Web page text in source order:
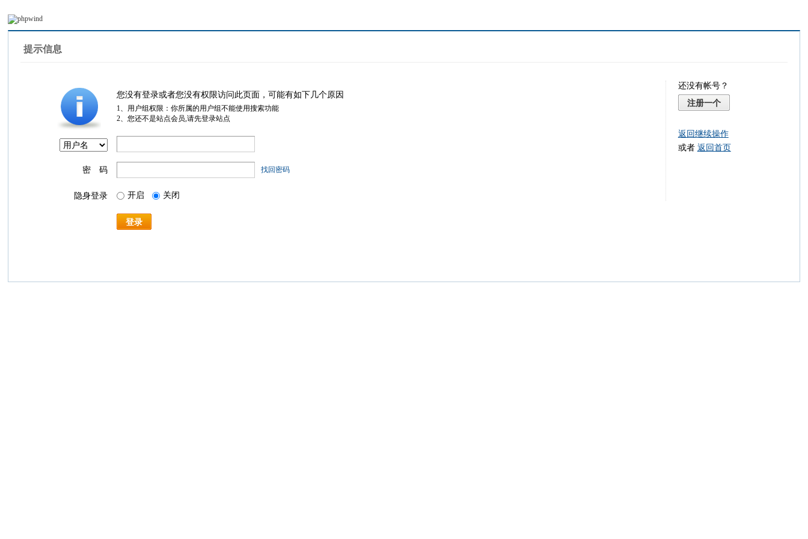
提示信息
您没有登录或者您没有权限访问此页面，可能有如下几个原因
1、用户组权限：你所属的用户组不能使用搜索功能
2、您还不是站点会员,请先登录站点
密 码 找回密码
隐身登录 开启 关闭
登录
还没有帐号？
注册一个
返回继续操作
或者 返回首页